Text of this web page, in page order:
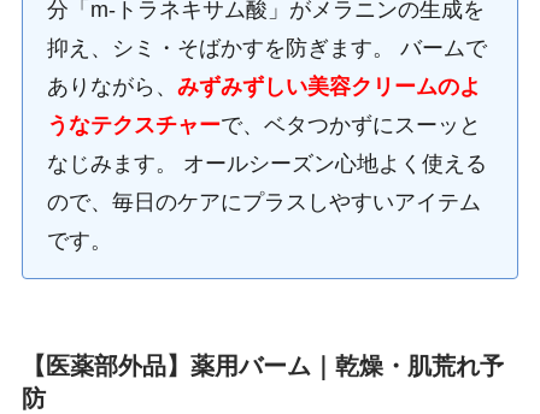
分「m-トラネキサム酸」がメラニンの生成を
抑え、シミ・そばかすを防ぎます。 バームで
ありながら、 みずみずしい美容クリームのよ
うなテクスチャーで、ベタつかずにスーッと
なじみます。 オールシーズン心地よく使える
ので、毎日のケアにプラスしやすいアイテム
です。
【医薬部外品】薬用バーム｜乾燥・肌荒れ予
防